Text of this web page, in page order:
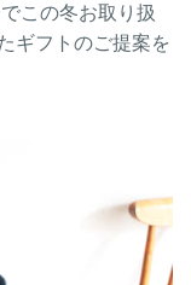
この冬お取り扱
ギフトのご提案を